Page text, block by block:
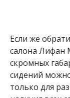
Если же
салона Лифан
скромных
сидений
только для